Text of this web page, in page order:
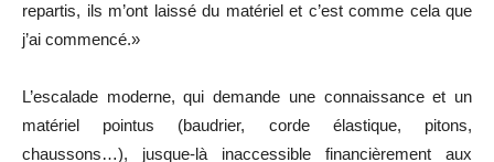
repartis, ils m’ont laissé du matériel et c’est comme cela que
j’ai commencé.»
L’escalade moderne, qui demande une connaissance et un
matériel pointus (baudrier, corde élastique, pitons,
chaussons…), jusque-là inaccessible financièrement aux